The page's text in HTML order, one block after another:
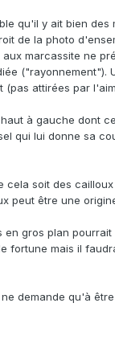
qu'il y ait bien des
de la photo
marcassite ne
("rayonnement").
(pas attirées par
à gauche dont
qui lui donne sa
cela soit des
peut être une
en gros plan
fortune mais il
demande qu'à